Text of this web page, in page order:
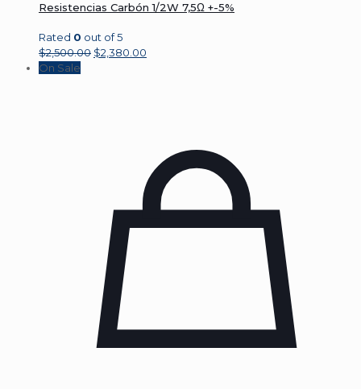
Resistencias Carbón 1/2W 7,5Ω +-5%
Rated 0 out of 5
$2,500.00 $2,380.00
On Sale